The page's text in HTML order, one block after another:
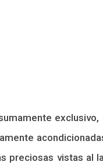
preciosas vistas al